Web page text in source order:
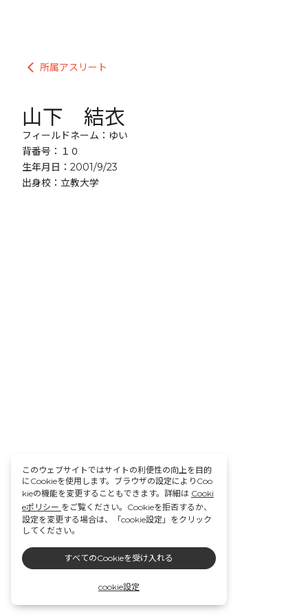
arrow_back_ios 所属アスリート
山下 結衣
フィールドネーム：ゆい
背番号：１０
生年月日：2001/9/23
出身校：立教大学
このウェブサイトではサイトの利便性の向上を目的
にCookieを使用します。ブラウザの設定によりCoo
kieの機能を変更することもできます。詳細は Cooki
eポリシー をご覧ください。Cookieを拒否するか、
設定を変更する場合は、「cookie設定」をクリック
してください。
すべてのCookieを受け入れる
cookie設定